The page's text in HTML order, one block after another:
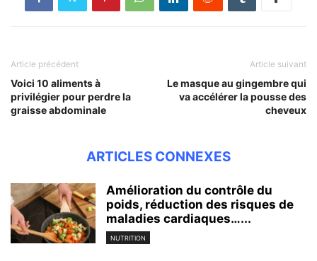
Article précédent
Voici 10 aliments à
privilégier pour perdre la
graisse abdominale
Article suivant
Le masque au gingembre qui
va accélérer la pousse des
cheveux
ARTICLES CONNEXES
Amélioration du contrôle du
poids, réduction des risques de
maladies cardiaques…...
NUTRITION